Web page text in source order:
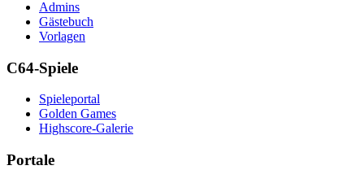
Admins
Gästebuch
Vorlagen
C64-Spiele
Spieleportal
Golden Games
Highscore-Galerie
Portale